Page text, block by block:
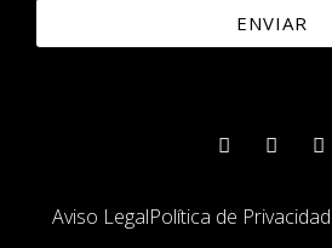
ENVIAR
Aviso LegalPolítica de Privacidad